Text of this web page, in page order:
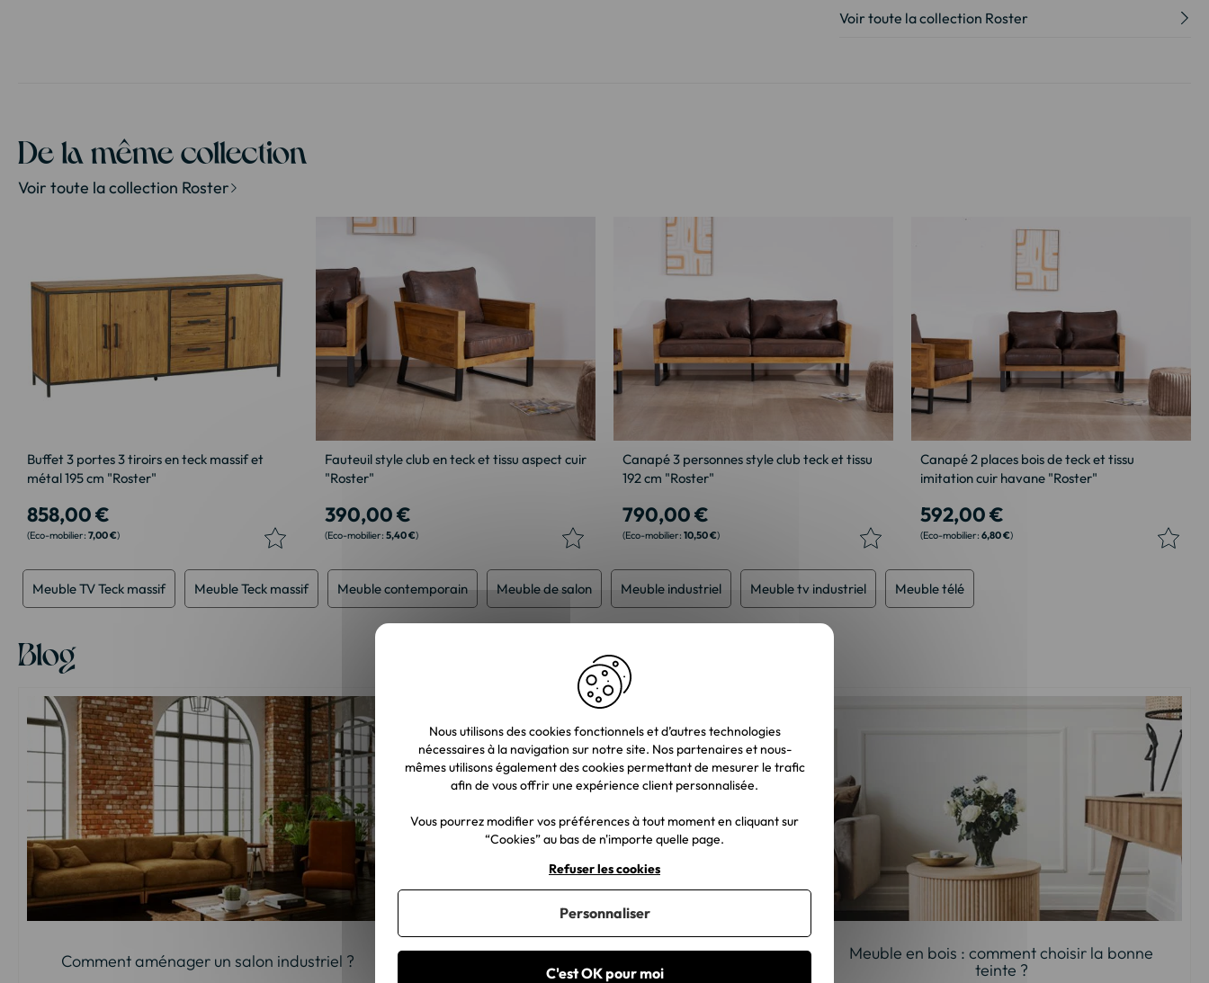
Voir toute la collection Roster
De la même collection
Voir toute la collection Roster
Buffet 3 portes 3 tiroirs en teck massif et
métal 195 cm "Roster"
858,00 €
7,00 €
Fauteuil style club en teck et tissu aspect cuir
"Roster"
390,00 €
5,40 €
Canapé 3 personnes style club teck et tissu
192 cm "Roster"
790,00 €
10,50 €
Canapé 2 places bois de teck et tissu
imitation cuir havane "Roster"
592,00 €
6,80 €
Meuble TV Teck massif Meuble Teck massif Meuble contemporain Meuble de salon Meuble industriel Meuble tv industriel Meuble télé
Blog
Comment aménager un salon industriel ?
Meuble tv : quelles sont les tendances déco
à adopter ?
Meuble en bois : comment choisir la bonne
teinte ?
Nous utilisons des cookies fonctionnels et d’autres technologies
nécessaires à la navigation sur notre site. Nos partenaires et nous-
mêmes utilisons également des cookies permettant de mesurer le trafic
afin de vous offrir une expérience client personnalisée.
Vous pourrez modifier vos préférences à tout moment en cliquant sur
“Cookies” au bas de n'importe quelle page.
C'est OK pour moi
Refuser les cookies
Personnaliser